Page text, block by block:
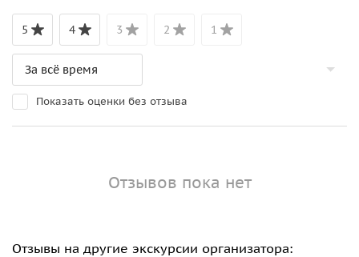
5 4 3 2 1
Показать оценки без отзыва
Отзывов пока нет
Отзывы на другие экскурсии организатора: